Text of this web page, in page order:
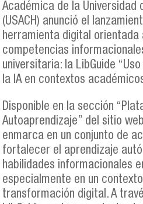
Académica de la Universidad
(USACH) anunció el
herramienta digital
competencias
universitaria: la LibGuide
la IA en contextos
Disponible en la sección
Autoaprendizaje” del sitio
enmarca en un conjunto de
fortalecer el aprendizaje
habilidades informacionales
especialmente en un
transformación digital. A